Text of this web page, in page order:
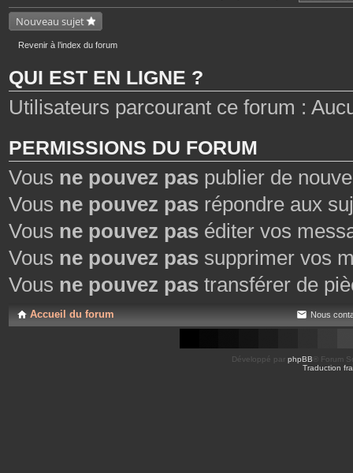
Nouveau sujet
Revenir à l’index du forum
QUI EST EN LIGNE ?
Utilisateurs parcourant ce forum :
PERMISSIONS DU FORUM
Vous ne pouvez pas publier de
Vous ne pouvez pas répondre aux
Vous ne pouvez pas éditer vos
Vous ne pouvez pas supprimer vos
Vous ne pouvez pas transférer de
Accueil du forum Nous
Développé par phpBB ® Forum
Traduction